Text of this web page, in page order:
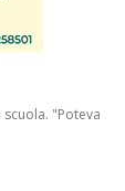
"Poteva